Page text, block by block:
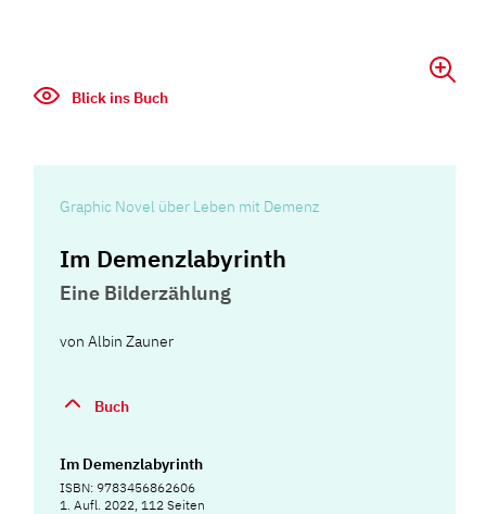
Blick ins Buch
Graphic Novel über Leben mit Demenz
Im Demenzlabyrinth
Eine Bilderzählung
vonAlbin Zauner
Buch
Im Demenzlabyrinth
ISBN: 9783456862606
1. Aufl. 2022, 112 Seiten